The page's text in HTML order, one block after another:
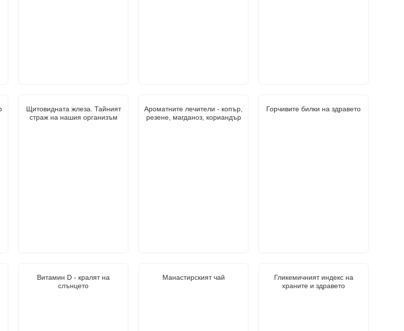
Щитовидната жлеза. Тайният
страж на нашия организъм
Ароматните лечители - копър,
резене, магданоз, кориандър
Горчивите билки на здравето
Витамин D - кралят на
слънцето
Манастирският чай
Гликемичният индекс на
храните и здравето